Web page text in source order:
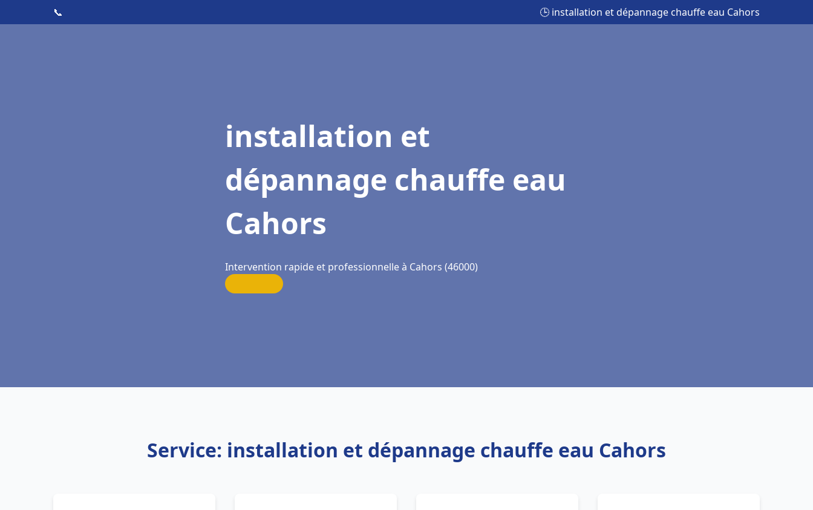
📞 🕒 installation et dépannage chauffe eau Cahors
installation et
dépannage chauffe eau
Cahors
Intervention rapide et professionnelle à Cahors (46000)
Service: installation et dépannage chauffe eau Cahors